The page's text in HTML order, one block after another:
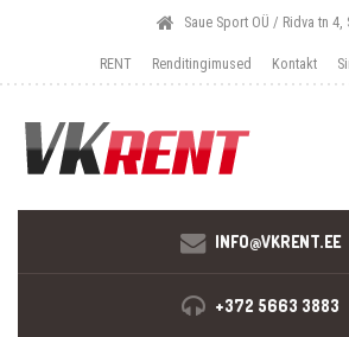
Saue Sport OÜ / Ridva tn 4,
RENT Renditingimused Kontakt
INFO@VKRENT.EE
+372 5663 3883